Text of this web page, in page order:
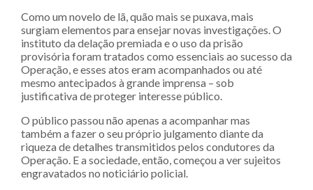
Como um novelo de lã, quão mais se puxava, mais
surgiam elementos para ensejar novas investigações. O
instituto da delação premiada e o uso da prisão
provisória foram tratados como essenciais ao sucesso da
Operação, e esses atos eram acompanhados ou até
mesmo antecipados à grande imprensa – sob
justificativa de proteger interesse público.
O público passou não apenas a acompanhar mas
também a fazer o seu próprio julgamento diante da
riqueza de detalhes transmitidos pelos condutores da
Operação. E a sociedade, então, começou a ver sujeitos
engravatados no noticiário policial.